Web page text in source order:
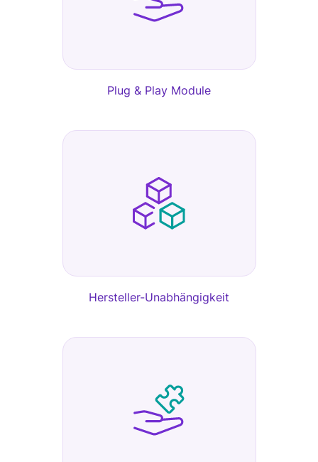
Plug & Play Module
Hersteller-Unabhängigkeit